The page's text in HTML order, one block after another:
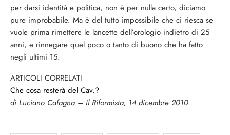
per darsi identità e politica, non è per nulla certo, diciamo
pure improbabile. Ma è del tutto impossibile che ci riesca se
vuole prima rimettere le lancette dell’orologio indietro di 25
anni, e rinnegare quel poco o tanto di buono che ha fatto
negli ultimi 15.
ARTICOLI CORRELATI
Che cosa resterà del Cav.?
di Luciano Cafagna – Il Riformista, 14 dicembre 2010